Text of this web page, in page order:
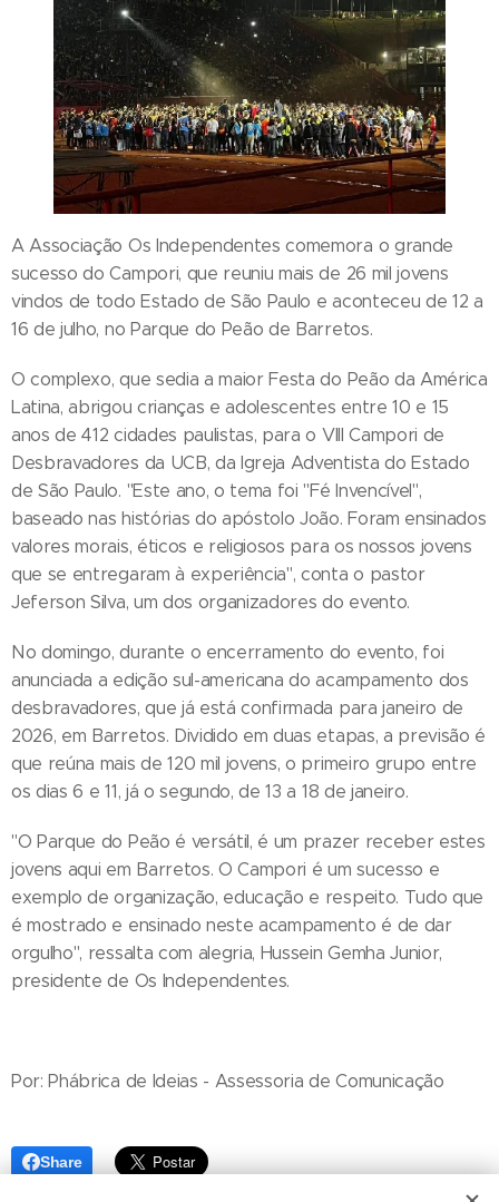
A Associação Os Independentes comemora o grande
sucesso do Campori, que reuniu mais de 26 mil jovens
vindos de todo Estado de São Paulo e aconteceu de 12 a
16 de julho, no Parque do Peão de Barretos.
O complexo, que sedia a maior Festa do Peão da América
Latina, abrigou crianças e adolescentes entre 10 e 15
anos de 412 cidades paulistas, para o VIII Campori de
Desbravadores da UCB, da Igreja Adventista do Estado
de São Paulo. "Este ano, o tema foi "Fé Invencível",
baseado nas histórias do apóstolo João. Foram ensinados
valores morais, éticos e religiosos para os nossos jovens
que se entregaram à experiência", conta o pastor
Jeferson Silva, um dos organizadores do evento.
No domingo, durante o encerramento do evento, foi
anunciada a edição sul-americana do acampamento dos
desbravadores, que já está confirmada para janeiro de
2026, em Barretos. Dividido em duas etapas, a previsão é
que reúna mais de 120 mil jovens, o primeiro grupo entre
os dias 6 e 11, já o segundo, de 13 a 18 de janeiro.
"O Parque do Peão é versátil, é um prazer receber estes
jovens aqui em Barretos. O Campori é um sucesso e
exemplo de organização, educação e respeito. Tudo que
é mostrado e ensinado neste acampamento é de dar
orgulho", ressalta com alegria, Hussein Gemha Junior,
presidente de Os Independentes.
Por: Phábrica de Ideias - Assessoria de Comunicação
Share